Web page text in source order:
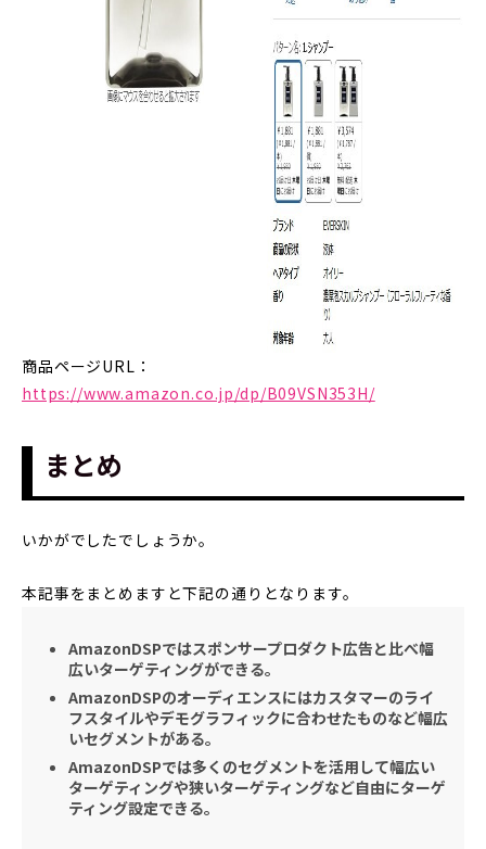
商品ページURL：
https://www.amazon.co.jp/dp/B09VSN353H/
まとめ
いかがでしたでしょうか。
本記事をまとめますと下記の通りとなります。
AmazonDSPではスポンサープロダクト広告と比べ幅
広いターゲティングができる。
AmazonDSPのオーディエンスにはカスタマーのライ
フスタイルやデモグラフィックに合わせたものなど幅広
いセグメントがある。
AmazonDSPでは多くのセグメントを活用して幅広い
ターゲティングや狭いターゲティングなど自由にターゲ
ティング設定できる。